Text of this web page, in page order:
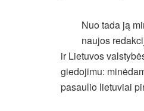
Nuo tada ją
naujos
ir Lietuvos
giedojimu:
pasaulio lietuviai